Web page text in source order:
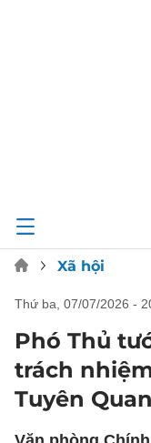
Xã hội
thứ ba, 07/07/2026 -
Phó Thủ
trách
Tuyên